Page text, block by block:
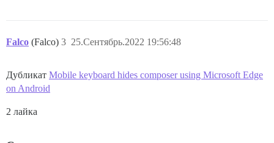
Falco (Falco) 25.Сентябрь.2022 19:56:48
3
Дубликат Mobile keyboard hides composer using Microsoft Edge
on Android
2 лайка